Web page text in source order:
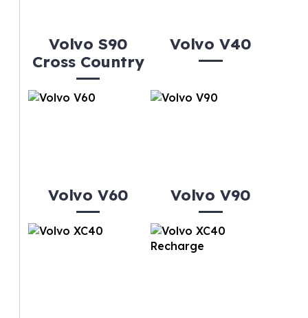
Volvo S90
Cross Country
Volvo V40
Volvo V60 Volvo V90